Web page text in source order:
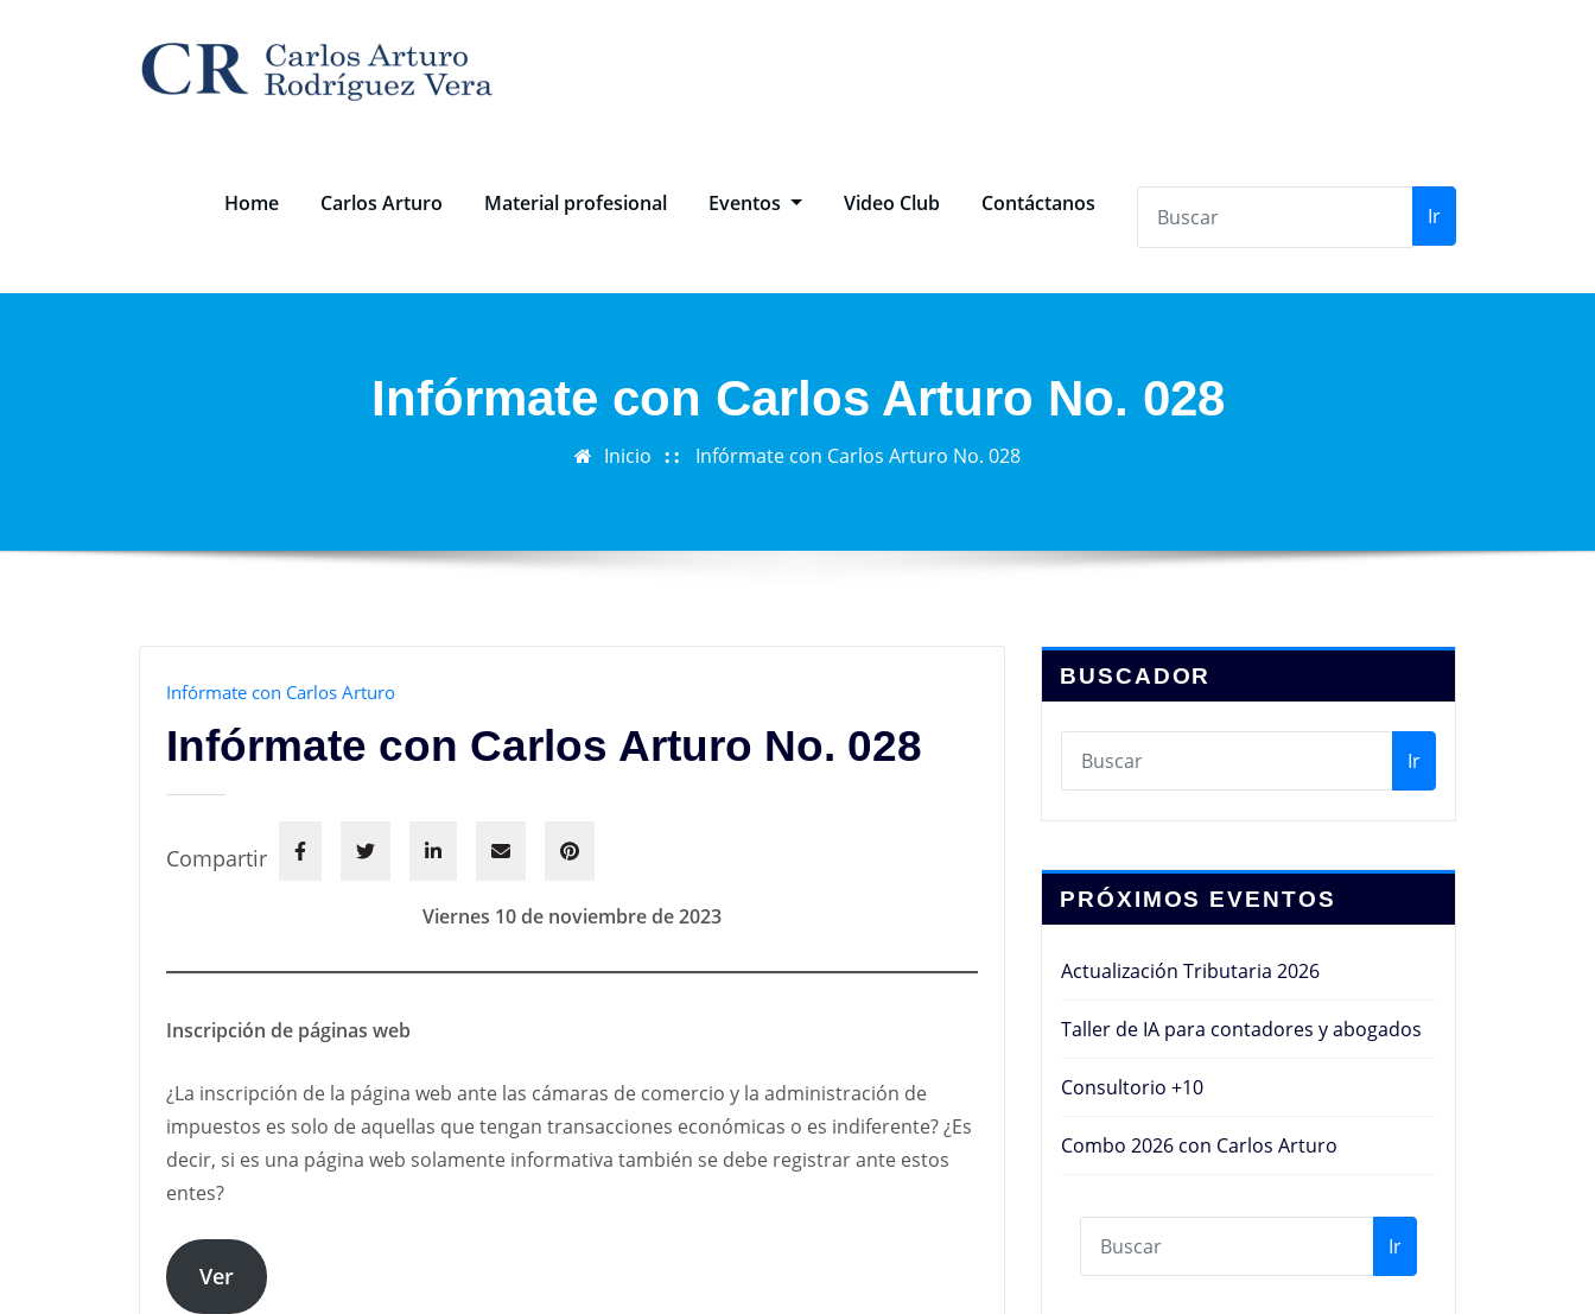
Home Carlos Arturo Material profesional Eventos Video Club Contáctanos Ir
Infórmate con Carlos Arturo No. 028
Inicio Infórmate con Carlos Arturo No. 028
Infórmate con Carlos Arturo
Infórmate con Carlos Arturo No. 028
Compartir
Viernes 10 de noviembre de 2023
Inscripción de páginas web
¿La inscripción de la página web ante las cámaras de comercio y la administración de
impuestos es solo de aquellas que tengan transacciones económicas o es indiferente? ¿Es
decir, si es una página web solamente informativa también se debe registrar ante estos
entes?
Ver
BUSCADOR
Ir
PRÓXIMOS EVENTOS
Actualización Tributaria 2026
Taller de IA para contadores y abogados
Consultorio +10
Combo 2026 con Carlos Arturo
Ir